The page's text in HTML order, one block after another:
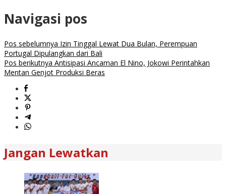
Navigasi pos
Pos sebelumnya Izin Tinggal Lewat Dua Bulan, Perempuan
Portugal Dipulangkan dari Bali
Pos berikutnya Antisipasi Ancaman El Nino, Jokowi Perintahkan
Mentan Genjot Produksi Beras
Jangan Lewatkan